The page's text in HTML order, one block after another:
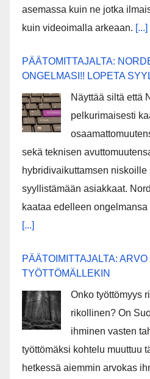
asemassa kuin ne jotka
kuin videoimalla arkeaan. [...]
PÄÄTOMITTAJALTA:
ONGELMASI!! LOPETA
Näyttää siltä että
pelkurimaisesti
sekä teknisen
hybridivaikuttamsen niskoille
syyllistämään asiakkaat.
kaataa edelleen
[...]
PÄÄTOIMITTAJALTA:
TYÖTTÖMÄLLEKIN
Onko työttömyys
rikollinen? On
ihminen vasten
työttömäksi kohtelu muuttuu
hetkessä aiemmin arvokas